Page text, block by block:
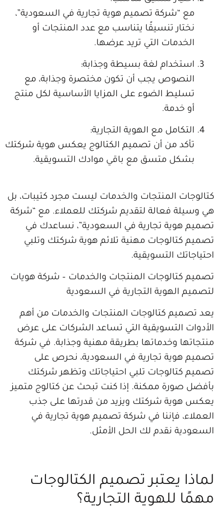
مع “شركة تصميم هوية تجارية في السعودية”،
نختار تنسيقًا يتناسب مع عدد المنتجات أو
الخدمات التي تريد عرضها.
استخدام لغة بسيطة وجذابة:
النصوص يجب أن تكون مختصرة وجذابة، مع
تسليط الضوء على المزايا الأساسية لكل منتج
أو خدمة.
التكامل مع الهوية التجارية:
تأكد من أن تصميم الكتالوج يعكس هوية شركتك
بشكل متسق مع باقي موادك التسويقية.
المنتجات والخدمات ليست مجرد كتيبات، بل
فعالة لتقديم شركتك للعملاء. مع “شركة
هوية تجارية في السعودية”، نساعدك في
كتالوجات مهنية تلائم هوية شركتك وتلبي
التسويقية.
كتالوجات المنتجات والخدمات – شركة هويات
الهوية التجارية في السعودية
كتالوجات المنتجات والخدمات من أهم
التسويقية التي تساعد الشركات على عرض
وخدماتها بطريقة مهنية وجذابة. في شركة
هوية تجارية في السعودية، نحرص على
كتالوجات تلبي احتياجاتك وتظهر شركتك
صورة ممكنة. إذا كنت تبحث عن كتالوج متميز
هوية شركتك ويزيد من قدرتها على جذب
فإننا في شركة تصميم هوية تجارية في
نقدم لك الحل الأمثل.
يعتبر تصميم الكتالوجات
للهوية التجارية؟